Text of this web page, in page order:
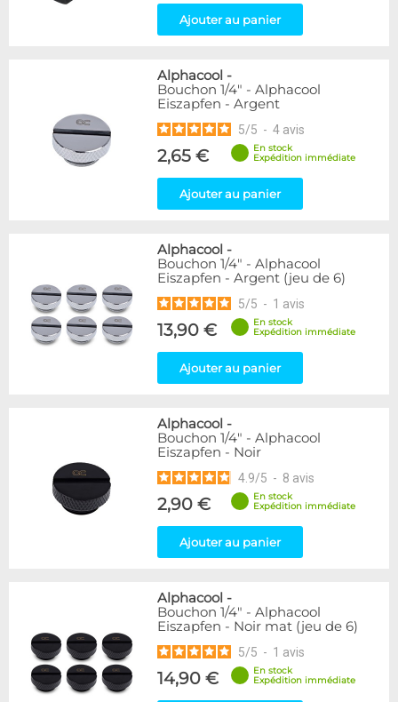
4
1
Raccord en Y
5
Forme
39
24
53
Mâle / Femelle
Mâle / Mâle
44
153
12
Carré
4
Coudé 90°
Droit
280
Mâle 61
Disponibilité / Promotions
Articles en stock
Ajouter au panier
Alphacool -
Bouchon 1/4" - Alphacool
Eiszapfen - Argent
5/5 - 4 avis
2,65 €
En stock
Expédition immédiate
Ajouter au panier
Alphacool -
Bouchon 1/4" - Alphacool
Eiszapfen - Argent (jeu de 6)
5/5 - 1 avis
13,90 €
En stock
Expédition immédiate
Ajouter au panier
Alphacool -
Bouchon 1/4" - Alphacool
Eiszapfen - Noir
4.9/5 - 8 avis
2,90 €
En stock
Expédition immédiate
Ajouter au panier
Alphacool -
Bouchon 1/4" - Alphacool
Eiszapfen - Noir mat (jeu de 6)
5/5 - 1 avis
14,90 €
En stock
Expédition immédiate